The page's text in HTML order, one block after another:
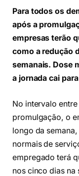
Para todos os
após a
empresas terão
como a redução
semanais. Dose
a jornada cai
No intervalo entre
promulgação, o
longo da
normais de
empregado terá
nos cinco dias na